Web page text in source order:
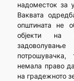
надоместок за
Ваквата
општината не
објекти на
потрошувачка,
немала право
на градежното